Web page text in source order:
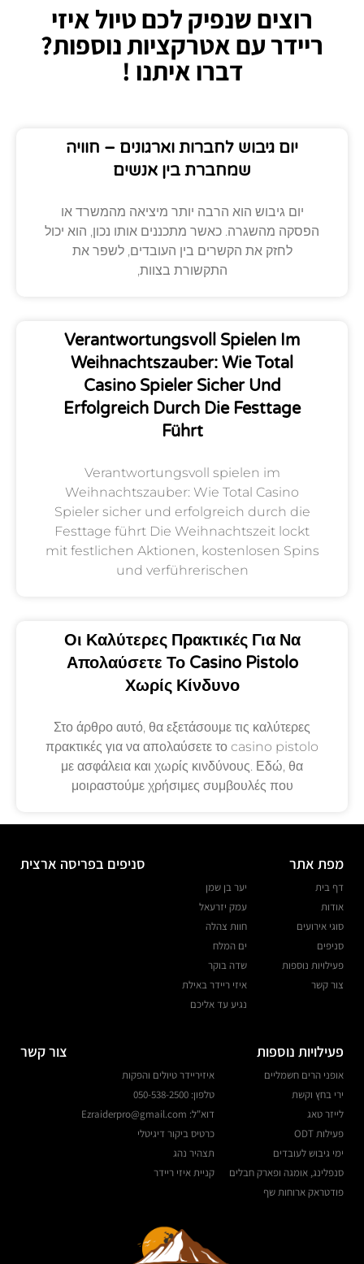
רוצים שנפיק לכם טיול איזי
ריידר עם אטרקציות נוספות?
דברו איתנו !
יום גיבוש לחברות וארגונים – חוויה
שמחברת בין אנשים
יום גיבוש הוא הרבה יותר מיציאה מהמשרד או
הפסקה מהשגרה. כאשר מתכננים אותו נכון, הוא יכול
לחזק את הקשרים בין העובדים, לשפר את
התקשורת בצוות,
Verantwortungsvoll Spielen Im
Weihnachtszauber: Wie Total
Casino Spieler Sicher Und
Erfolgreich Durch Die Festtage
Führt
Verantwortungsvoll spielen im
Weihnachtszauber: Wie Total Casino
Spieler sicher und erfolgreich durch die
Festtage führt Die Weihnachtszeit lockt
mit festlichen Aktionen, kostenlosen Spins
und verführerischen
Οι Καλύτερες Πρακτικές Για Να
Απολαύσετε Το Casino Pistolo
Χωρίς Κίνδυνο
Στο άρθρο αυτό, θα εξετάσουμε τις καλύτερες
πρακτικές για να απολαύσετε το casino pistolo
με ασφάλεια και χωρίς κινδύνους. Εδώ, θα
μοιραστούμε χρήσιμες συμβουλές που
מפת אתר
דף בית
אודות
סוגי אירועים
סניפים
פעילויות נוספות
צור קשר
סניפים בפריסה ארצית
יער בן שמן
עמק יזרעאל
חוות צהלה
ים המלח
שדה בוקר
איזי ריידר באילת
נגיע עד אליכם
פעילויות נוספות
אופני הרים חשמליים
ירי בחץ וקשת
לייזר טאג
פעילות ODT
ימי גיבוש לעובדים
סנפלינג, אומגה ופארק חבלים
פודטראק ארוחות שף
צור קשר
איזיריידר טיולים והפקות
טלפון: 050-538-2500
דוא"ל: Ezraiderpro@gmail.com
כרטיס ביקור דיגיטלי
תצהיר נהג
קניית איזי ריידר